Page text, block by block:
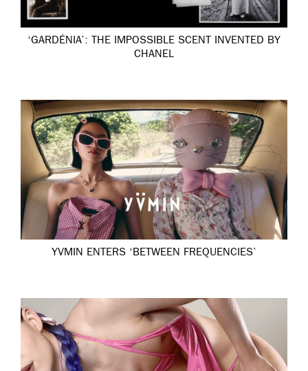
‘GARDÉNIA’: THE IMPOSSIBLE SCENT INVENTED BY
CHANEL
YVMIN ENTERS ‘BETWEEN FREQUENCIES’